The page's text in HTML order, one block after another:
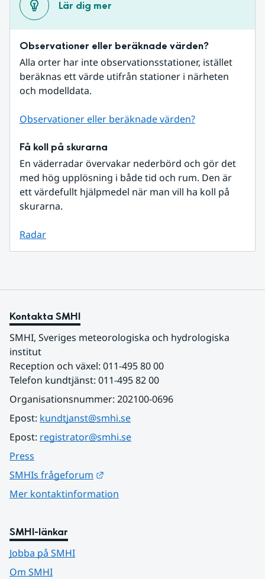
Lär dig mer
Observationer eller beräknade värden?
Alla orter har inte observationsstationer, istället
beräknas ett värde utifrån stationer i närheten
och modelldata.
Observationer eller beräknade värden?
Få koll på skurarna
En väderradar övervakar nederbörd och gör det
med hög upplösning i både tid och rum. Den är
ett värdefullt hjälpmedel när man vill ha koll på
skurarna.
Radar
Kontakta SMHI
SMHI, Sveriges meteorologiska och hydrologiska
institut
Reception och växel: 011-495 80 00
Telefon kundtjänst: 011-495 82 00
Organisationsnummer: 202100-0696
Epost: kundtjanst@smhi.se
Epost: registrator@smhi.se
Press
SMHIs frågeforum
Mer kontaktinformation
SMHI-länkar
Jobba på SMHI
Om SMHI